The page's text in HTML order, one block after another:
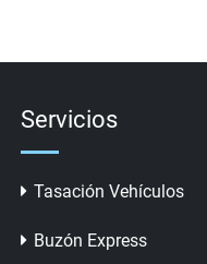
Servicios
Tasación Vehículos
Buzón Express